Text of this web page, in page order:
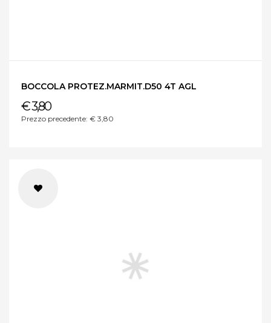
BOCCOLA PROTEZ.MARMIT.D50 4T AGL
€ 3,80
Prezzo precedente: € 3,80